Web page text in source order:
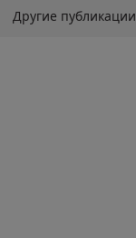
Другие публикации